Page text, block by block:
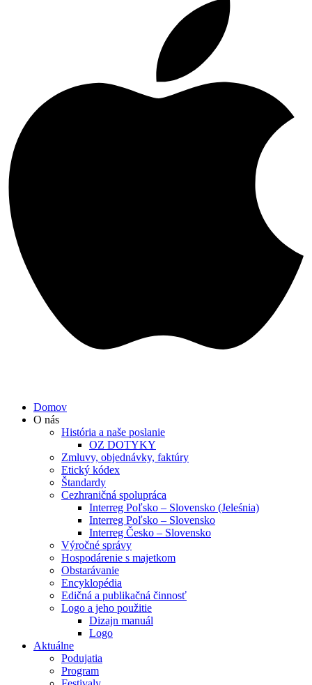
Domov
O nás
História a naše poslanie
OZ DOTYKY
Zmluvy, objednávky, faktúry
Etický kódex
Štandardy
Cezhraničná spolupráca
Interreg Poľsko – Slovensko (Jeleśnia)
Interreg Poľsko – Slovensko
Interreg Česko – Slovensko
Výročné správy
Hospodárenie s majetkom
Obstarávanie
Encyklopédia
Edičná a publikačná činnosť
Logo a jeho použitie
Dizajn manuál
Logo
Aktuálne
Podujatia
Program